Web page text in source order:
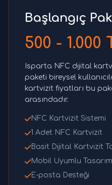
Başlangıç
500 - 1.000
Isparta NFC dijital
paketi bireysel
kartvizit fiyatları bu
arasındadır.
NFC Kartvizit Sistemi
1 Adet NFC Kartvizit
Basit Dijital Kartvizit
Mobil Uyumlu Tasarım
E-posta Desteği